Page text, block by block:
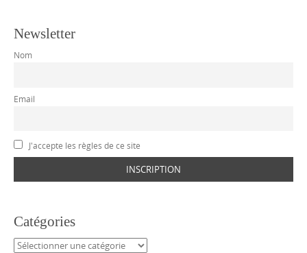
Newsletter
Nom
Email
J'accepte les règles de ce site
Catégories
Catégories